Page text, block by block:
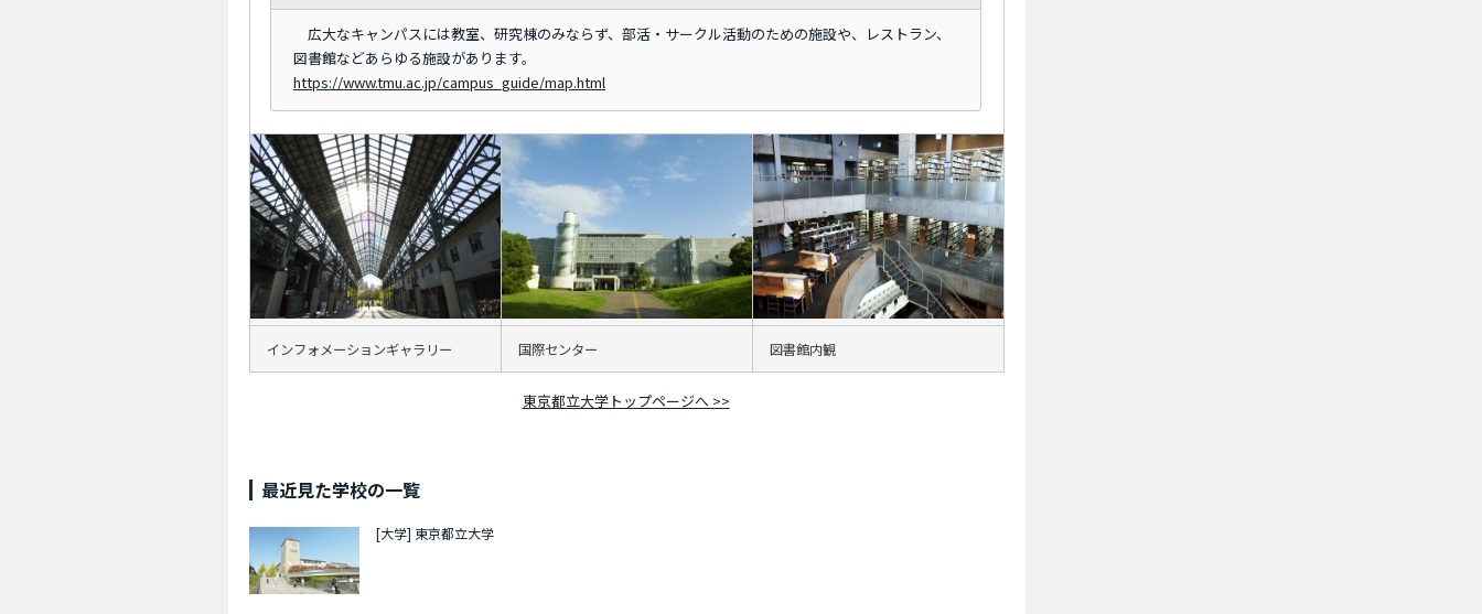
広大なキャンパスには教室、研究棟のみならず、部活・サークル活動のための施設や、レストラン、
図書館などあらゆる施設があります。
https://www.tmu.ac.jp/campus_guide/map.html
インフォメーションギャラリー 国際センター 図書館内観
東京都立大学トップページへ >>
最近見た学校の一覧
[大学] 東京都立大学